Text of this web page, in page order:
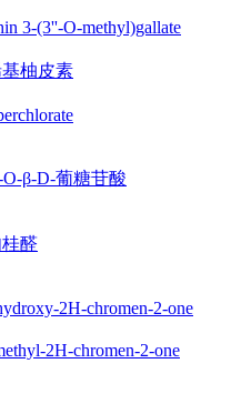
3-(3''-O-methyl)gallate
柚皮素
β-D-葡糖苷酸
醛
2H-chromen-2-one
2H-chromen-2-one